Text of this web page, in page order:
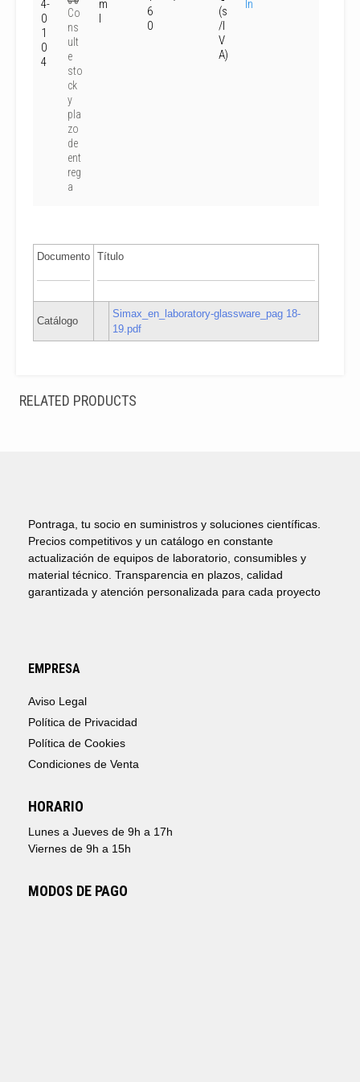
4-
0
1
0
4
Co
ns
ult
e
sto
ck
y
pla
zo
de
ent
reg
a
m
l
6
0
(s
/I
V
A)
In
Documento Título
Catálogo
Simax_en_laboratory-glassware_pag 18-
19.pdf
RELATED PRODUCTS
Pontraga, tu socio en suministros y soluciones científicas.
Precios competitivos y un catálogo en constante
actualización de equipos de laboratorio, consumibles y
material técnico. Transparencia en plazos, calidad
garantizada y atención personalizada para cada proyecto
EMPRESA
Aviso Legal
Política de Privacidad
Política de Cookies
Condiciones de Venta
HORARIO
Lunes a Jueves de 9h a 17h
Viernes de 9h a 15h
MODOS DE PAGO